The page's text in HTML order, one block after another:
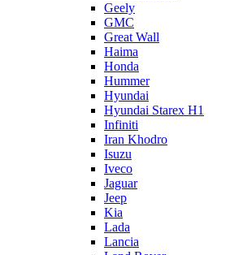
Geely
GMC
Great Wall
Haima
Honda
Hummer
Hyundai
Hyundai Starex H1
Infiniti
Iran Khodro
Isuzu
Iveco
Jaguar
Jeep
Kia
Lada
Lancia